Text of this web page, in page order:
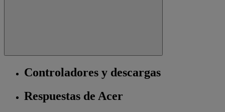
Controladores y descargas
Respuestas de Acer